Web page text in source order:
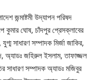
জন্মাষ্টমী উদ্যাপন পরিষদ
কুমার ঘোষ, চাঁদপুর প্রেসক্লাবের
সাধারণ সম্পাদক মির্জা জাকির,
অ্যাডঃ জহিরুল ইসলাম, তাফাজ্জল
সাধারণ সম্পাদক অ্যাডঃ মজিবুর